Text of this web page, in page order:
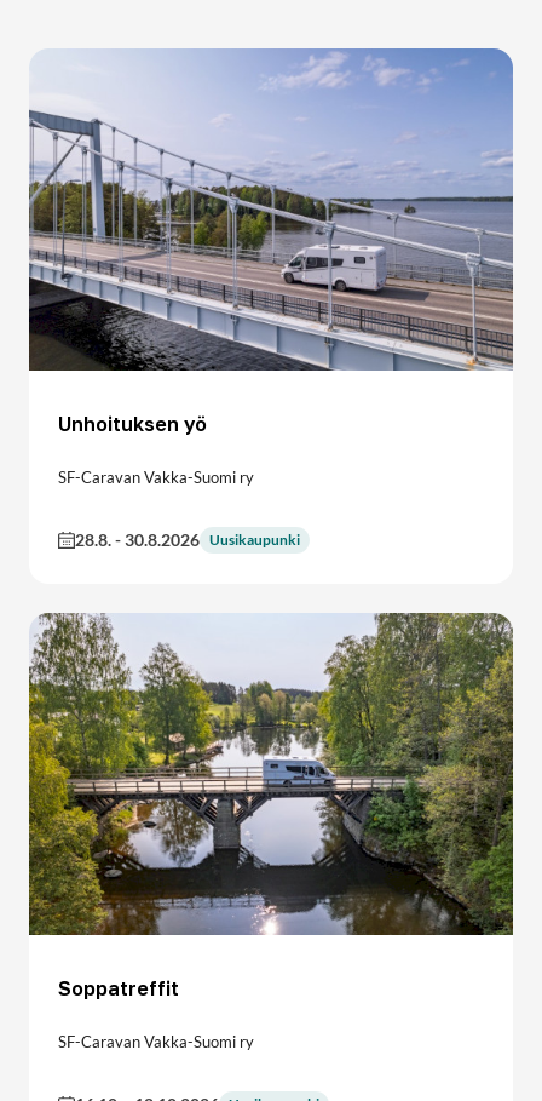
Unhoituksen yö
SF-Caravan Vakka-Suomi ry
28.8.-30.8.2026 Uusikaupunki
Soppatreffit
SF-Caravan Vakka-Suomi ry